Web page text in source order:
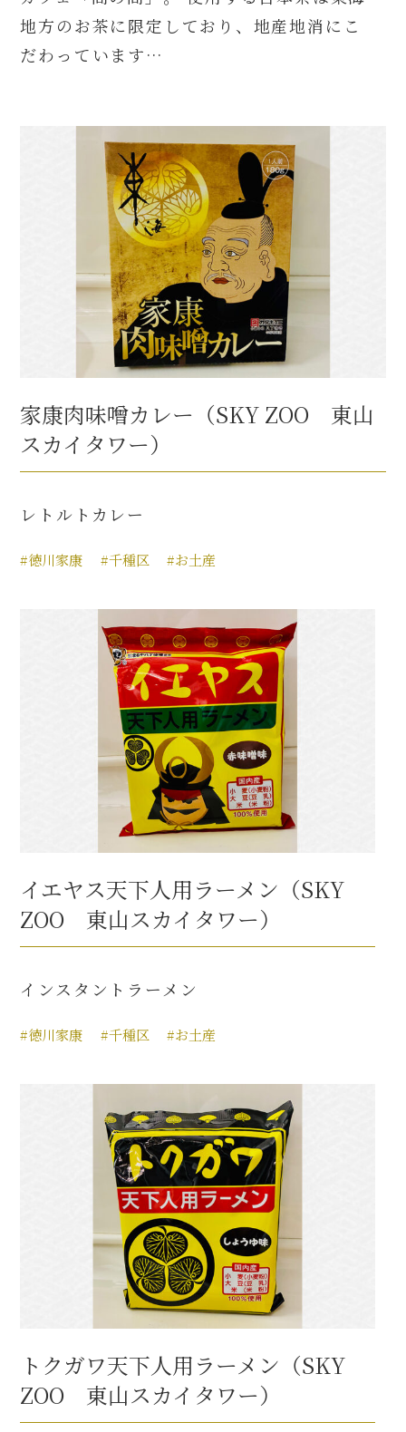
地方のお茶に限定しており、地産地消にこ
だわっています…
家康肉味噌カレー（SKY ZOO 東山
スカイタワー）
レトルトカレー
#徳川家康 #千種区 #お土産
イエヤス天下人用ラーメン（SKY
ZOO 東山スカイタワー）
インスタントラーメン
#徳川家康 #千種区 #お土産
トクガワ天下人用ラーメン（SKY
ZOO 東山スカイタワー）